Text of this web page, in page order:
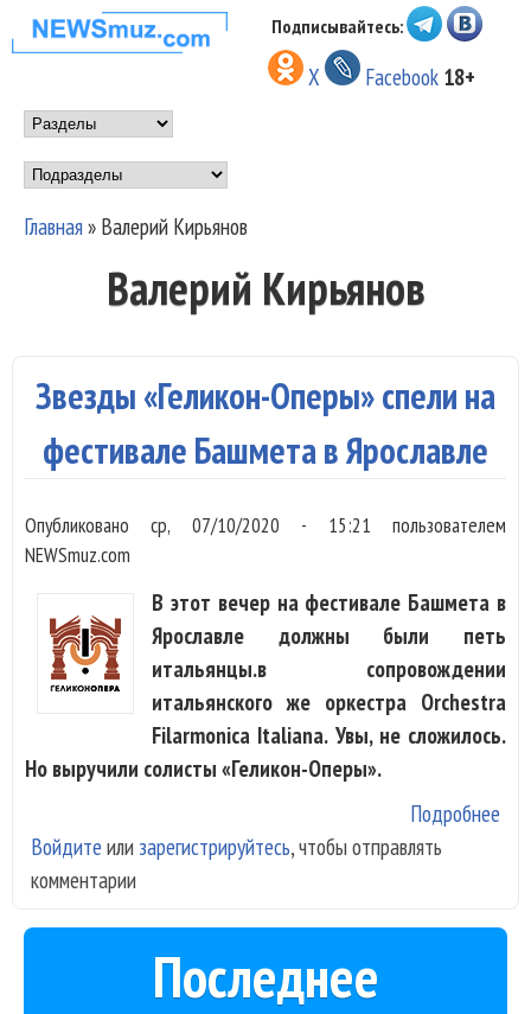
Перейти к основному
содержанию
НОВОСТИ
МУЗЫКИ И
ШОУ БИЗНЕСА
NEWSMUZ.COM
Подписывайтесь:
X Facebook 18+
Main menu
Подразделы
Главная» Валерий Кирьянов
Валерий Кирьянов
Звезды «Геликон-Оперы» спели на
фестивале Башмета в Ярославле
Опубликованоср, 07/10/2020 - 15:21 пользователем
NEWSmuz.com
В этот вечер на фестивале Башмета в
Ярославле должны были петь
итальянцы.в сопровождении
итальянского же оркестра Orchestra
Filarmonica Italiana. Увы, не сложилось.
Но выручили солисты «Геликон-Оперы».
Подробнее
Войдите или зарегистрируйтесь, чтобы отправлять
комментарии
Последнее